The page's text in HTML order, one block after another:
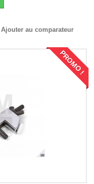
Ajouter au comparateur
PROMO !